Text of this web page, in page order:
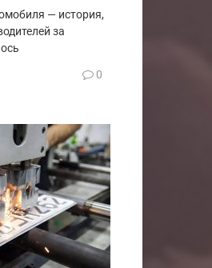
— история,
за
0